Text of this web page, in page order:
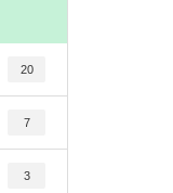
20
7
3